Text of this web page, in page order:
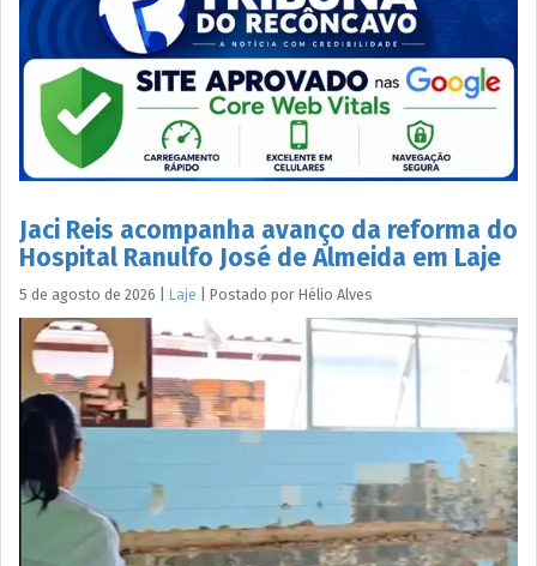
Jaci Reis acompanha avanço da reforma do
Hospital Ranulfo José de Almeida em Laje
5 de agosto de 2026 Laje Postado por Hélio Alves